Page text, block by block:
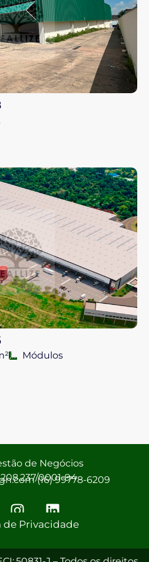
Módulos
de Negócios
0001-94
(16) 99778-6209
de Privacidade